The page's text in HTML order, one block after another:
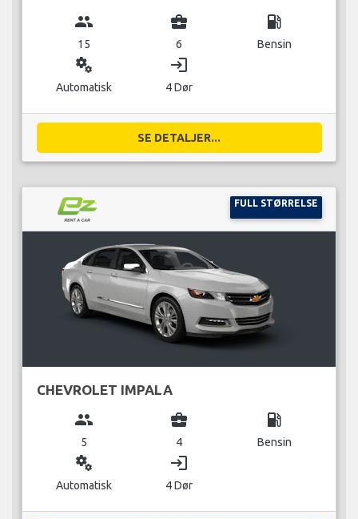
group
15
business_center
6
local_gas_station
Bensin
miscellaneous_services
Automatisk
login
4 Dør
SE DETALJER...
FULL STØRRELSE
CHEVROLET IMPALA
group
5
business_center
4
local_gas_station
Bensin
miscellaneous_services
Automatisk
login
4 Dør